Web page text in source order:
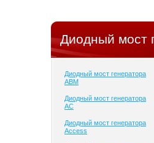
Диодный мост
Диодный мост генератора
ABM
Диодный мост генератора
AC
Диодный мост генератора
Access